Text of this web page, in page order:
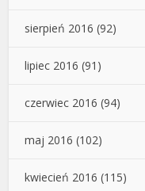
sierpień 2016 (92)
lipiec 2016 (91)
czerwiec 2016 (94)
maj 2016 (102)
kwiecień 2016 (115)